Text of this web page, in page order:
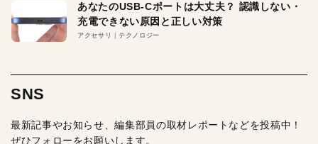
あなたのUSB-Cポートは大丈夫？ 認識しない・
充電できない原因と正しい対策
アクセサリ テクノロジー
SNS
最新記事やお知らせ、編集部員の取材レポートなどを投稿中！
ぜひフォローをお願いします。